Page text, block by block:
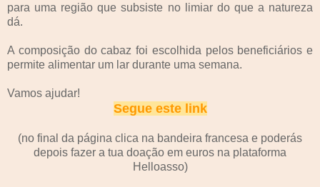
para uma região que subsiste no limiar do que a natureza
dá.
A composição do cabaz foi escolhida pelos beneficiários e
permite alimentar um lar durante uma semana.
Vamos ajudar!
Segue este link
(no final da página clica na bandeira francesa e poderás
depois fazer a tua doação em euros na plataforma
Helloasso)